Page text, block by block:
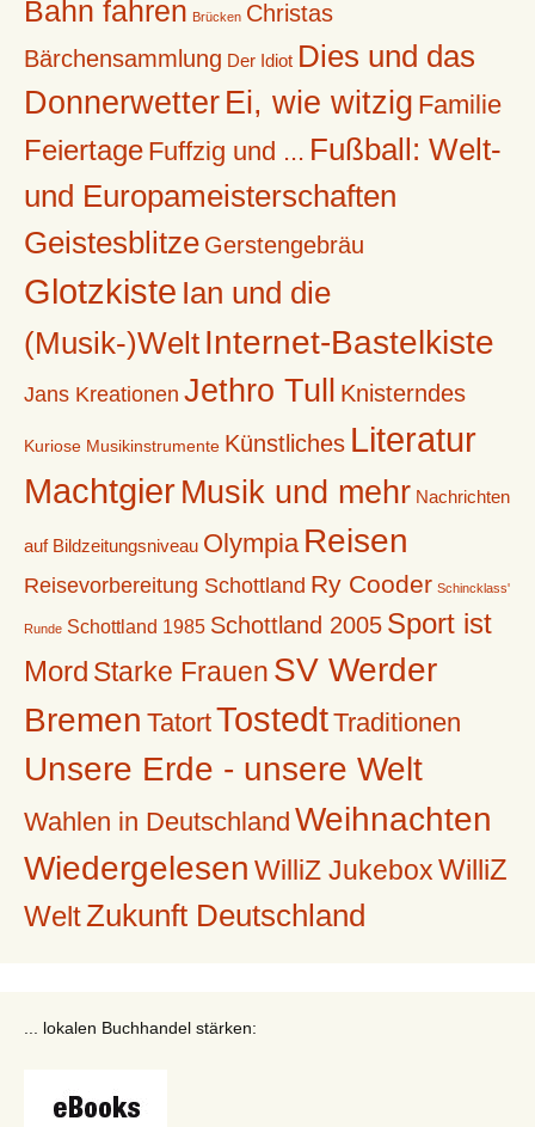
geben
Bahn fahren Brücken Christas
Bärchensammlung Der Idiot Dies und das
Donnerwetter Ei, wie witzig Familie
Feiertage Fuffzig und ... Fußball: Welt-
und Europameisterschaften
Geistesblitze Gerstengebräu
Glotzkiste Ian und die
(Musik-)Welt Internet-Bastelkiste
Jans Kreationen Jethro Tull Knisterndes
Kuriose Musikinstrumente Künstliches Literatur
MachtgierMusik und mehr Nachrichten
auf Bildzeitungsniveau Olympia Reisen
Reisevorbereitung Schottland Ry Cooder Schincklass'
Runde Schottland 1985 Schottland 2005 Sport ist
Mord Starke Frauen SV Werder
Bremen TatortTostedtTraditionen
Unsere Erde - unsere Welt
Wahlen in Deutschland Weihnachten
Wiedergelesen WilliZ Jukebox WilliZ
WeltZukunft Deutschland
... lokalen Buchhandel stärken: